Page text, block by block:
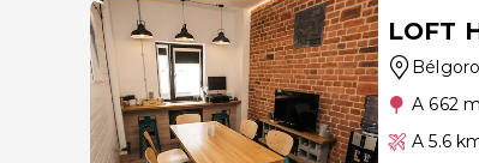
LOFT
A 662
A 5.6